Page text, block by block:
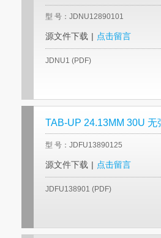
型 号：JDNU12890101
源文件下载 | 点击留言
JDNU1 (PDF)
TAB-UP 24.13MM 30U
型 号：JDFU13890125
源文件下载 | 点击留言
JDFU138901 (PDF)